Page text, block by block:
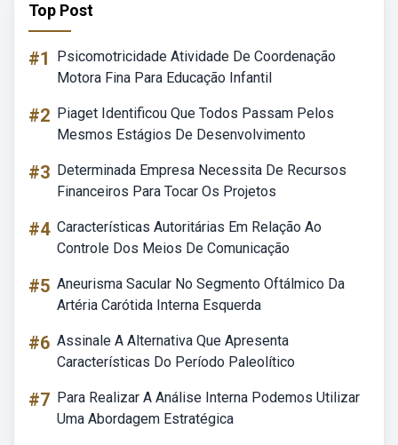
Top Post
#1
Psicomotricidade Atividade De Coordenação
Motora Fina Para Educação Infantil
#2 Piaget Identificou Que Todos Passam Pelos
Mesmos Estágios De Desenvolvimento
#3 Determinada Empresa Necessita De Recursos
Financeiros Para Tocar Os Projetos
#4 Características Autoritárias Em Relação Ao
Controle Dos Meios De Comunicação
#5 Aneurisma Sacular No Segmento Oftálmico Da
Artéria Carótida Interna Esquerda
#6 Assinale A Alternativa Que Apresenta
Características Do Período Paleolítico
#7 Para Realizar A Análise Interna Podemos Utilizar
Uma Abordagem Estratégica